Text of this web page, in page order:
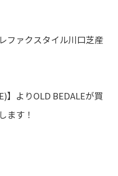
ファクスタイル川口芝産
よりOLD BEDALEが買
ます！